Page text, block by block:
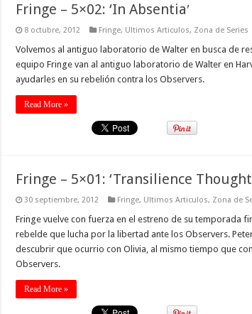
Fringe – 5×02: ‘In Absentia′
8 octubre, 2012 Fringe, Ultimos Articulos, Zona de Series
Volvemos al antiguo laboratorio de Walter en busca de
equipo Fringe van al antiguo laboratorio de Walter en
ayudarles en su rebelión contra los Observers.
Read More »
Fringe – 5×01: ‘Transilience
30 septiembre, 2012 Fringe, Ultimos Articulos, Zona de
Fringe vuelve con fuerza en el estreno de su temporada
rebelde que lucha por la libertad ante los Observers.
descubrir que ocurrio con Olivia, al mismo tiempo que
Observers.
Read More »